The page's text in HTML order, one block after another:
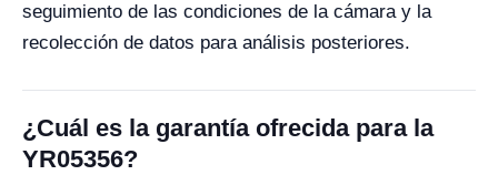
seguimiento de las condiciones de la cámara y la
recolección de datos para análisis posteriores.
¿Cuál es la garantía ofrecida para la
YR05356?